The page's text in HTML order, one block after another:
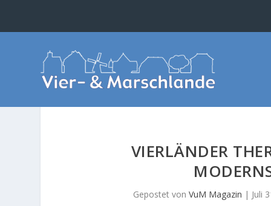
VIERLÄNDER
Gepostet vonVuM Magazin | Juli